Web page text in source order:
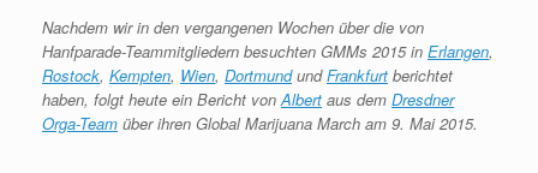
Nachdem wir in den vergangenen Wochen über die von
Hanfparade-Teammitgliedern besuchten GMMs 2015 in Erlangen,
Rostock, Kempten, Wien, DortmundundFrankfurt berichtet
haben, folgt heute ein Bericht vonAlbert aus dem Dresdner
Orga-Team über ihren Global Marijuana March am 9. Mai 2015.